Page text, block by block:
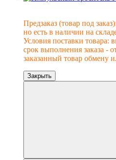
Предзаказ (товар под
но есть в наличии на
Условия поставки товара:
срок выполнения заказа -
заказанный товар обмену
Закрыть